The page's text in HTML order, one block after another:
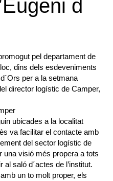
d
pel departament de
dins dels esdeveniments
per a la setmana
director logístic de Camper,
ubicades a la localitat
va facilitar el contacte amb
del sector logístic de
una visió més propera a tots
saló d´actes de l’institut.
un to molt proper, els